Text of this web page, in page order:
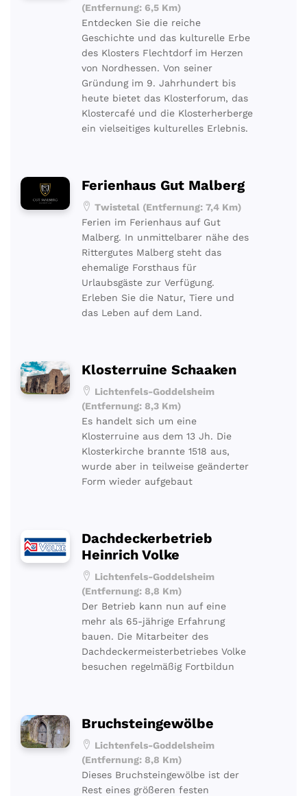
(Entfernung: 6,5 Km)
Entdecken Sie die reiche
Geschichte und das kulturelle Erbe
des Klosters Flechtdorf im Herzen
von Nordhessen. Von seiner
Gründung im 9. Jahrhundert bis
heute bietet das Klosterforum, das
Klostercafé und die Klosterherberge
ein vielseitiges kulturelles Erlebnis.
Ferienhaus Gut Malberg
Twistetal (Entfernung: 7,4 Km)
Ferien im Ferienhaus auf Gut
Malberg. In unmittelbarer nähe des
Rittergutes Malberg steht das
ehemalige Forsthaus für
Urlaubsgäste zur Verfügung.
Erleben Sie die Natur, Tiere und
das Leben auf dem Land.
Klosterruine Schaaken
Lichtenfels-Goddelsheim
(Entfernung: 8,3 Km)
Es handelt sich um eine
Klosterruine aus dem 13 Jh. Die
Klosterkirche brannte 1518 aus,
wurde aber in teilweise geänderter
Form wieder aufgebaut
Dachdeckerbetrieb
Heinrich Volke
Lichtenfels-Goddelsheim
(Entfernung: 8,8 Km)
Der Betrieb kann nun auf eine
mehr als 65-jährige Erfahrung
bauen. Die Mitarbeiter des
Dachdeckermeisterbetriebes Volke
besuchen regelmäßig Fortbildun
Bruchsteingewölbe
Lichtenfels-Goddelsheim
(Entfernung: 8,8 Km)
Dieses Bruchsteingewölbe ist der
Rest eines größeren festen